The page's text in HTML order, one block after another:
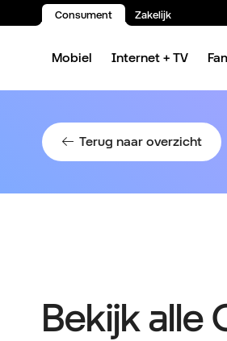
Consument Zakelijk
Mobiel Internet + TV
Terug naar overzicht
Bekijk alle